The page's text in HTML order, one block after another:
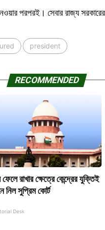
পরপরই। সেবার রাজ্য
president
RECOMMENDED
ফেলে রাখার ক্ষেত্রে কেন্দ্রের যুক্তিই
নিল সুপ্রিম কোর্ট
Desk